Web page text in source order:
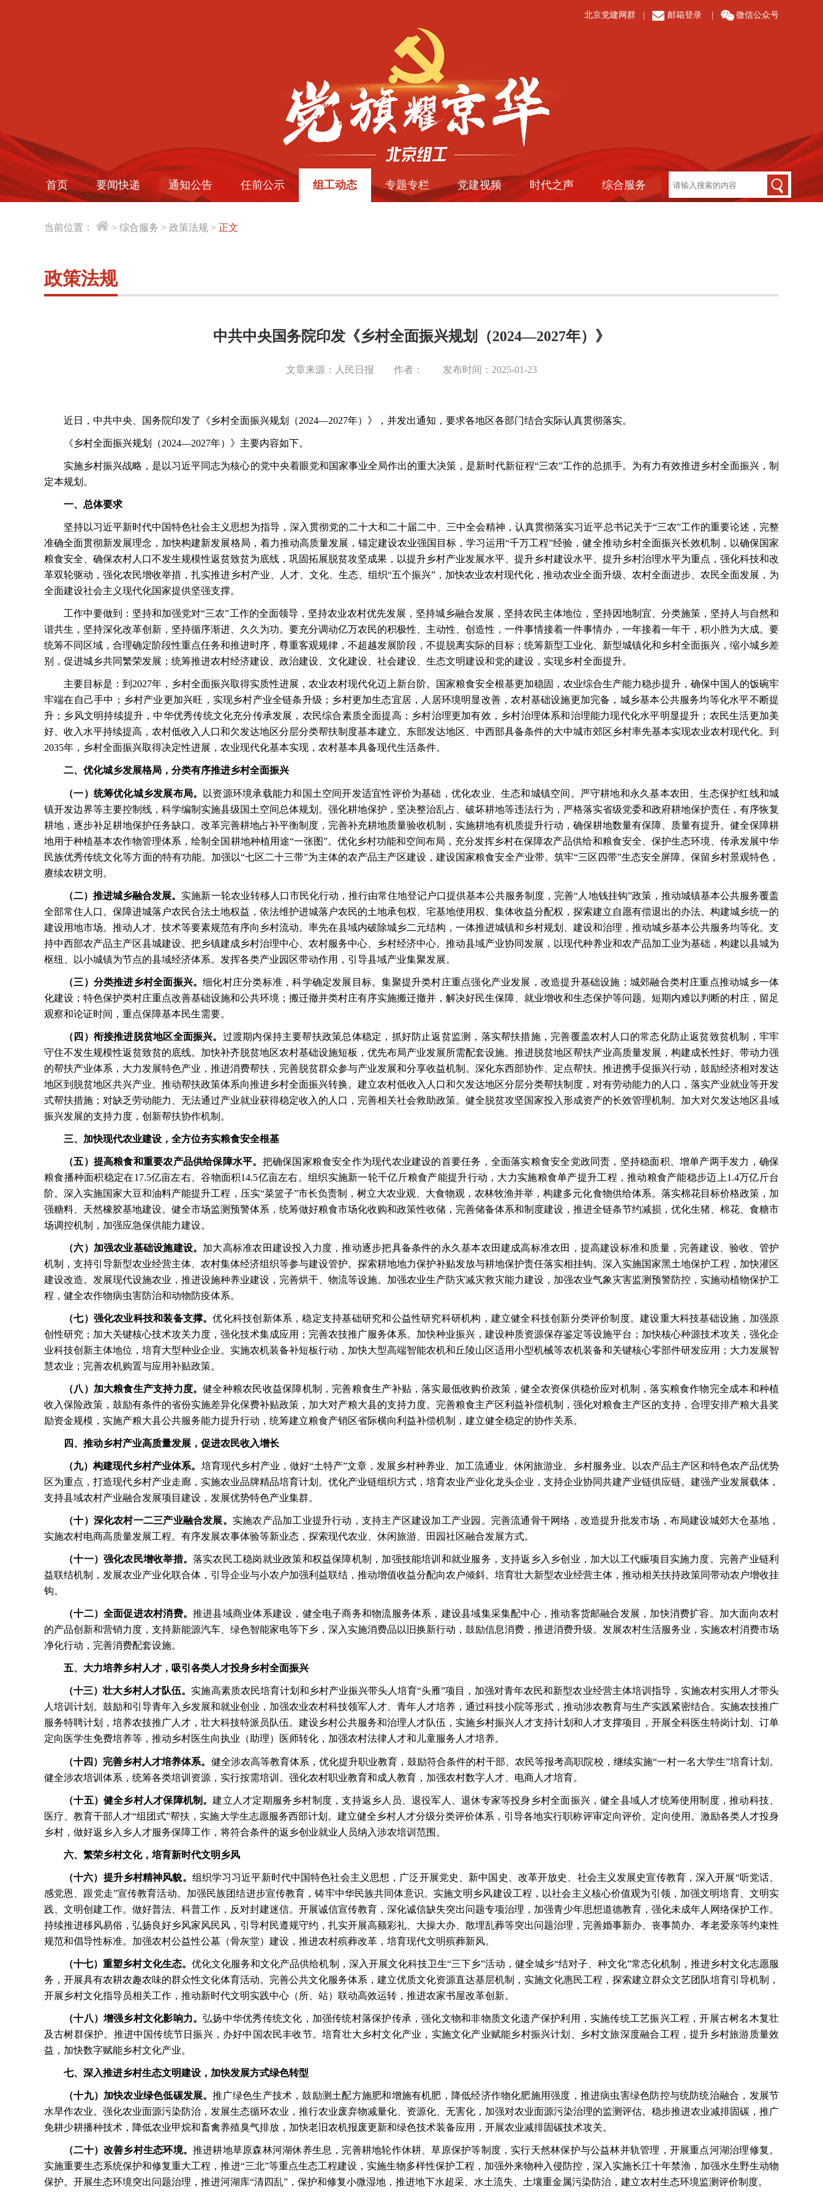
北京党建网群 邮箱登录 微信公众号
首页 要闻快递 通知公告 任前公示 组工动态 专题专栏 党建视频 时代之声 综合服务
当前位置： > 综合服务 > 政策法规 > 正文
政策法规
中共中央国务院印发《乡村全面振兴规划（2024—2027年）》
文章来源：人民日报 作者： 发布时间：2025-01-23
近日，中共中央、国务院印发了《乡村全面振兴规划（2024—2027年）》，并发出通知，要求各地区各部门结合实际认真贯彻落实。
《乡村全面振兴规划（2024—2027年）》主要内容如下。
实施乡村振兴战略，是以习近平同志为核心的党中央着眼党和国家事业全局作出的重大决策，是新时代新征程“三农”工作的总抓手。为有力有效推进乡村全面振兴，制
定本规划。
一、总体要求
坚持以习近平新时代中国特色社会主义思想为指导，深入贯彻党的二十大和二十届二中、三中全会精神，认真贯彻落实习近平总书记关于“三农”工作的重要论述，完整
准确全面贯彻新发展理念，加快构建新发展格局，着力推动高质量发展，锚定建设农业强国目标，学习运用“千万工程”经验，健全推动乡村全面振兴长效机制，以确保国家
粮食安全、确保农村人口不发生规模性返贫致贫为底线，巩固拓展脱贫攻坚成果，以提升乡村产业发展水平、提升乡村建设水平、提升乡村治理水平为重点，强化科技和改
革双轮驱动，强化农民增收举措，扎实推进乡村产业、人才、文化、生态、组织“五个振兴”，加快农业农村现代化，推动农业全面升级、农村全面进步、农民全面发展，为
全面建设社会主义现代化国家提供坚强支撑。
工作中要做到：坚持和加强党对“三农”工作的全面领导，坚持农业农村优先发展，坚持城乡融合发展，坚持农民主体地位，坚持因地制宜、分类施策，坚持人与自然和
谐共生，坚持深化改革创新，坚持循序渐进、久久为功。要充分调动亿万农民的积极性、主动性、创造性，一件事情接着一件事情办，一年接着一年干，积小胜为大成。要
统筹不同区域，合理确定阶段性重点任务和推进时序，尊重客观规律，不超越发展阶段，不提脱离实际的目标；统筹新型工业化、新型城镇化和乡村全面振兴，缩小城乡差
别，促进城乡共同繁荣发展；统筹推进农村经济建设、政治建设、文化建设、社会建设、生态文明建设和党的建设，实现乡村全面提升。
主要目标是：到 2027年，乡村全面振兴取得实质性进展，农业农村现代化迈上新台阶。国家粮食安全根基更加稳固，农业综合生产能力稳步提升，确保中国人的饭碗牢
牢端在自己手中；乡村产业更加兴旺，实现乡村产业全链条升级；乡村更加生态宜居，人居环境明显改善，农村基础设施更加完备，城乡基本公共服务均等化水平不断提
升；乡风文明持续提升，中华优秀传统文化充分传承发展，农民综合素质全面提高；乡村治理更加有效，乡村治理体系和治理能力现代化水平明显提升；农民生活更加美
好、收入水平持续提高，农村低收入人口和欠发达地区分层分类帮扶制度基本建立。东部发达地区、中西部具备条件的大中城市郊区乡村率先基本实现农业农村现代化。到
2035年，乡村全面振兴取得决定性进展，农业现代化基本实现，农村基本具备现代生活条件。
二、优化城乡发展格局，分类有序推进乡村全面振兴
（一）统筹优化城乡发展布局。
以资源环境承载能力和国土空间开发适宜性评价为基础，优化农业、生态和城镇空间。严守耕地和永久基本农田、生态保护红线和城
镇开发边界等主要控制线，科学编制实施县级国土空间总体规划。强化耕地保护，坚决整治乱占、破坏耕地等违法行为，严格落实省级党委和政府耕地保护责任，有序恢复
耕地，逐步补足耕地保护任务缺口。改革完善耕地占补平衡制度，完善补充耕地质量验收机制，实施耕地有机质提升行动，确保耕地数量有保障、质量有提升。健全保障耕
地用于种植基本农作物管理体系，绘制全国耕地种植用途“一张图”。优化乡村功能和空间布局，充分发挥乡村在保障农产品供给和粮食安全、保护生态环境、传承发展中华
民族优秀传统文化等方面的特有功能。加强以“七区二十三带”为主体的农产品主产区建设，建设国家粮食安全产业带。筑牢“三区四带”生态安全屏障。保留乡村景观特色，
赓续农耕文明。
（二）推进城乡融合发展。 实施新一轮农业转移人口市民化行动，推行由常住地登记户口提供基本公共服务制度，完善“人地钱挂钩”政策，推动城镇基本公共服务覆盖
全部常住人口。保障进城落户农民合法土地权益，依法维护进城落户农民的土地承包权、宅基地使用权、集体收益分配权，探索建立自愿有偿退出的办法。构建城乡统一的
建设用地市场。推动人才、技术等要素规范有序向乡村流动。率先在县域内破除城乡二元结构，一体推进城镇和乡村规划、建设和治理，推动城乡基本公共服务均等化。支
持中西部农产品主产区县城建设。把乡镇建成乡村治理中心、农村服务中心、乡村经济中心。推动县域产业协同发展，以现代种养业和农产品加工业为基础，构建以县城为
枢纽、以小城镇为节点的县域经济体系。发挥各类产业园区带动作用，引导县域产业集聚发展。
（三）分类推进乡村全面振兴。细化村庄分类标准，科学确定发展目标。集聚提升类村庄重点强化产业发展，改造提升基础设施；城郊融合类村庄重点推动城乡一体
化建设；特色保护类村庄重点改善基础设施和公共环境；搬迁撤并类村庄有序实施搬迁撤并，解决好民生保障、就业增收和生态保护等问题。短期内难以判断的村庄，留足
观察和论证时间，重点保障基本民生需要。
（四）衔接推进脱贫地区全面振兴。 过渡期内保持主要帮扶政策总体稳定，抓好防止返贫监测，落实帮扶措施，完善覆盖农村人口的常态化防止返贫致贫机制，牢牢
守住不发生规模性返贫致贫的底线。加快补齐脱贫地区农村基础设施短板，优先布局产业发展所需配套设施。推进脱贫地区帮扶产业高质量发展，构建成长性好、带动力强
的帮扶产业体系，大力发展特色产业，推进消费帮扶，完善脱贫群众参与产业发展和分享收益机制。深化东西部协作、定点帮扶。推进携手促振兴行动，鼓励经济相对发达
地区到脱贫地区共兴产业。推动帮扶政策体系向推进乡村全面振兴转换。建立农村低收入人口和欠发达地区分层分类帮扶制度，对有劳动能力的人口，落实产业就业等开发
式帮扶措施；对缺乏劳动能力、无法通过产业就业获得稳定收入的人口，完善相关社会救助政策。健全脱贫攻坚国家投入形成资产的长效管理机制。加大对欠发达地区县域
振兴发展的支持力度，创新帮扶协作机制。
三、加快现代农业建设，全方位夯实粮食安全根基
（五）提高粮食和重要农产品供给保障水平。 把确保国家粮食安全作为现代农业建设的首要任务，全面落实粮食安全党政同责，坚持稳面积、增单产两手发力，确保
粮食播种面积稳定在17.5亿亩左右、谷物面积14.5亿亩左右。组织实施新一轮千亿斤粮食产能提升行动，大力实施粮食单产提升工程，推动粮食产能稳步迈上1.4万亿斤台
阶。深入实施国家大豆和油料产能提升工程，压实“菜篮子”市长负责制，树立大农业观、大食物观，农林牧渔并举，构建多元化食物供给体系。落实棉花目标价格政策，加
强糖料、天然橡胶基地建设。健全市场监测预警体系，统筹做好粮食市场化收购和政策性收储，完善储备体系和制度建设，推进全链条节约减损，优化生猪、棉花、食糖市
场调控机制，加强应急保供能力建设。
（六）加强农业基础设施建设。 加大高标准农田建设投入力度，推动逐步把具备条件的永久基本农田建成高标准农田，提高建设标准和质量，完善建设、验收、管护
机制，支持引导新型农业经营主体、农村集体经济组织等参与建设管护。探索耕地地力保护补贴发放与耕地保护责任落实相挂钩。深入实施国家黑土地保护工程，加快灌区
建设改造。发展现代设施农业，推进设施种养业建设，完善烘干、物流等设施。加强农业生产防灾减灾救灾能力建设，加强农业气象灾害监测预警防控，实施动植物保护工
程，健全农作物病虫害防治和动物防疫体系。
（七）强化农业科技和装备支撑。优化科技创新体系，稳定支持基础研究和公益性研究科研机构，建立健全科技创新分类评价制度。建设重大科技基础设施，加强原
创性研究；加大关键核心技术攻关力度，强化技术集成应用；完善农技推广服务体系。加快种业振兴，建设种质资源保存鉴定等设施平台；加快核心种源技术攻关，强化企
业科技创新主体地位，培育大型种业企业。实施农机装备补短板行动，加快大型高端智能农机和丘陵山区适用小型机械等农机装备和关键核心零部件研发应用；大力发展智
慧农业；完善农机购置与应用补贴政策。
（八）加大粮食生产支持力度。健全种粮农民收益保障机制，完善粮食生产补贴，落实最低收购价政策，健全农资保供稳价应对机制，落实粮食作物完全成本和种植
收入保险政策，鼓励有条件的省份实施差异化保费补贴政策，加大对产粮大县的支持力度。完善粮食主产区利益补偿机制，强化对粮食主产区的支持，合理安排产粮大县奖
励资金规模，实施产粮大县公共服务能力提升行动，统筹建立粮食产销区省际横向利益补偿机制，建立健全稳定的协作关系。
四、推动乡村产业高质量发展，促进农民收入增长
（九）构建现代乡村产业体系。 培育现代乡村产业，做好“土特产”文章，发展乡村种养业、加工流通业、休闲旅游业、乡村服务业。以农产品主产区和特色农产品优势
区为重点，打造现代乡村产业走廊，实施农业品牌精品培育计划。优化产业链组织方式，培育农业产业化龙头企业，支持企业协同共建产业链供应链。建强产业发展载体，
支持县域农村产业融合发展项目建设，发展优势特色产业集群。
（十）深化农村一二三产业融合发展。 实施农产品加工业提升行动，支持主产区建设加工产业园。完善流通骨干网络，改造提升批发市场，布局建设城郊大仓基地，
实施农村电商高质量发展工程。有序发展农事体验等新业态，探索现代农业、休闲旅游、田园社区融合发展方式。
（十一）强化农民增收举措。落实农民工稳岗就业政策和权益保障机制，加强技能培训和就业服务，支持返乡入乡创业，加大以工代赈项目实施力度。完善产业链利
益联结机制，发展农业产业化联合体，引导企业与小农户加强利益联结，推动增值收益分配向农户倾斜。培育壮大新型农业经营主体，推动相关扶持政策同带动农户增收挂
钩。
（十二）全面促进农村消费。推进县域商业体系建设，健全电子商务和物流服务体系，建设县域集采集配中心，推动客货邮融合发展，加快消费扩容。加大面向农村
的产品创新和营销力度，支持新能源汽车、绿色智能家电等下乡，深入实施消费品以旧换新行动，鼓励信息消费，推进消费升级。发展农村生活服务业，实施农村消费市场
净化行动，完善消费配套设施。
五、大力培养乡村人才，吸引各类人才投身乡村全面振兴
（十三）壮大乡村人才队伍。 实施高素质农民培育计划和乡村产业振兴带头人培育“头雁”项目，加强对青年农民和新型农业经营主体培训指导，实施农村实用人才带头
人培训计划。鼓励和引导青年入乡发展和就业创业，加强农业农村科技领军人才、青年人才培养，通过科技小院等形式，推动涉农教育与生产实践紧密结合。实施农技推广
服务特聘计划，培养农技推广人才，壮大科技特派员队伍。建设乡村公共服务和治理人才队伍，实施乡村振兴人才支持计划和人才支撑项目，开展全科医生特岗计划、订单
定向医学生免费培养等，推动乡村医生向执业（助理）医师转化，加强农村法律人才和儿童服务人才培养。
（十四）完善乡村人才培养体系。 健全涉农高等教育体系，优化提升职业教育，鼓励符合条件的村干部、农民等报考高职院校，继续实施“一村一名大学生”培育计划。
健全涉农培训体系，统筹各类培训资源，实行按需培训。强化农村职业教育和成人教育，加强农村数字人才、电商人才培育。
（十五）健全乡村人才保障机制。建立人才定期服务乡村制度，支持返乡人员、退役军人、退休专家等投身乡村全面振兴，健全县域人才统筹使用制度，推动科技、
医疗、教育干部人才“组团式”帮扶，实施大学生志愿服务西部计划。建立健全乡村人才分级分类评价体系，引导各地实行职称评审定向评价、定向使用。激励各类人才投身
乡村，做好返乡入乡人才服务保障工作，将符合条件的返乡创业就业人员纳入涉农培训范围。
六、繁荣乡村文化，培育新时代文明乡风
（十六）提升乡村精神风貌。 组织学习习近平新时代中国特色社会主义思想，广泛开展党史、新中国史、改革开放史、社会主义发展史宣传教育，深入开展“听党话、
感党恩、跟党走”宣传教育活动。加强民族团结进步宣传教育，铸牢中华民族共同体意识。实施文明乡风建设工程，以社会主义核心价值观为引领，加强文明培育、文明实
践、文明创建工作。做好普法、科普工作，反对封建迷信。开展诚信宣传教育，深化诚信缺失突出问题专项治理，加强青少年思想道德教育，强化未成年人网络保护工作。
持续推进移风易俗，弘扬良好乡风家风民风，引导村民遵规守约，扎实开展高额彩礼、大操大办、散埋乱葬等突出问题治理，完善婚事新办、丧事简办、孝老爱亲等约束性
规范和倡导性标准。加强农村公益性公墓（骨灰堂）建设，推进农村殡葬改革，培育现代文明殡葬新风。
（十七）重塑乡村文化生态。 优化文化服务和文化产品供给机制，深入开展文化科技卫生“三下乡”活动，健全城乡“结对子、种文化”常态化机制，推进乡村文化志愿服
务，开展具有农耕农趣农味的群众性文化体育活动。完善公共文化服务体系，建立优质文化资源直达基层机制，实施文化惠民工程，探索建立群众文艺团队培育引导机制，
开展乡村文化指导员相关工作，推动新时代文明实践中心（所、站）联动高效运转，推进农家书屋改革创新。
（十八）增强乡村文化影响力。弘扬中华优秀传统文化，加强传统村落保护传承，强化文物和非物质文化遗产保护利用，实施传统工艺振兴工程，开展古树名木复壮
及古树群保护。推进中国传统节日振兴，办好中国农民丰收节。培育壮大乡村文化产业，实施文化产业赋能乡村振兴计划、乡村文旅深度融合工程，提升乡村旅游质量效
益，加快数字赋能乡村文化产业。
七、深入推进乡村生态文明建设，加快发展方式绿色转型
（十九）加快农业绿色低碳发展。推广绿色生产技术，鼓励测土配方施肥和增施有机肥，降低经济作物化肥施用强度，推进病虫害绿色防控与统防统治融合，发展节
水旱作农业。强化农业面源污染防治，发展生态循环农业，推行农业废弃物减量化、资源化、无害化，加强对农业面源污染治理的监测评估。稳步推进农业减排固碳，推广
免耕少耕播种技术，降低农业甲烷和畜禽养殖臭气排放，加快老旧农机报废更新和绿色技术装备应用，开展农业减排固碳技术攻关。
（二十）改善乡村生态环境。推进耕地草原森林河湖休养生息，完善耕地轮作休耕、草原保护等制度，实行天然林保护与公益林并轨管理，开展重点河湖治理修复。
实施重要生态系统保护和修复重大工程，推进“三北”等重点生态工程建设，实施生物多样性保护工程，加强外来物种入侵防控，深入实施长江十年禁渔，加强水生野生动物
保护。开展生态环境突出问题治理，推进河湖库“清四乱”，保护和修复小微湿地，推进地下水超采、水土流失、土壤重金属污染防治，建立农村生态环境监测评价制度。